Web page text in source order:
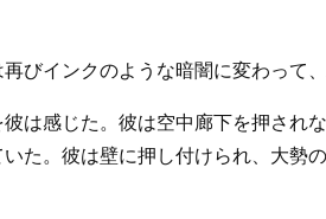
びインクのような暗闇に変わって
は感じた。彼は空中廊下を押さ
た。彼は壁に押し付けられ、大勢